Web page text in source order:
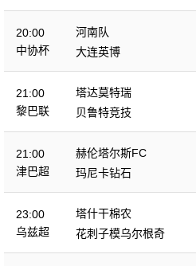
20:00
中协杯
河南队
大连英博
21:00
黎巴联
塔达莫特瑞
贝鲁特竞技
21:00
津巴超
赫伦塔尔斯FC
玛尼卡钻石
23:00
乌兹超
塔什干棉农
花刺子模乌尔根奇